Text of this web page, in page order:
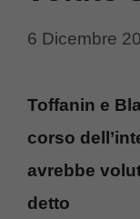
6 Dicembre
Toffanin e
corso
avrebbe
detto